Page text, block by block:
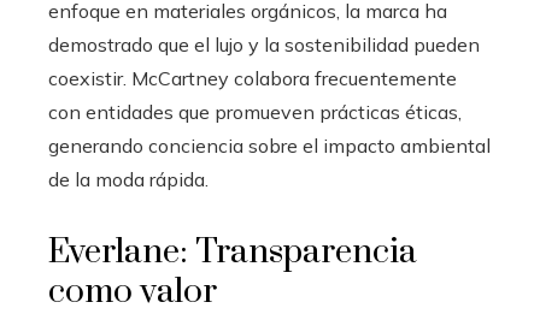
enfoque en materiales orgánicos, la marca ha
demostrado que el lujo y la sostenibilidad pueden
coexistir. McCartney colabora frecuentemente
con entidades que promueven prácticas éticas,
generando conciencia sobre el impacto ambiental
de la moda rápida.
Everlane: Transparencia
como valor